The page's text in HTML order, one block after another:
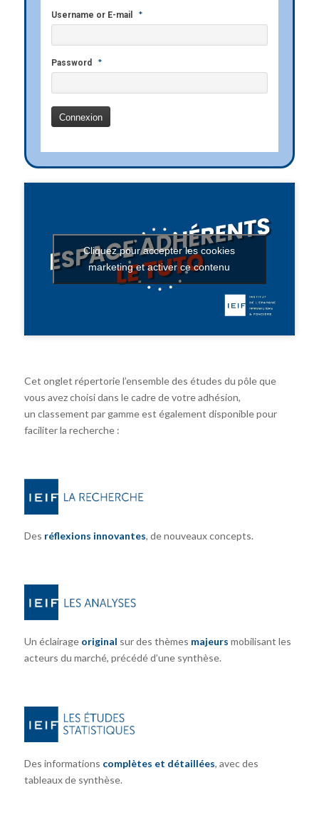
Username or E-mail *
Password *
Cliquez pour accepter les cookies
marketing et activer ce contenu
Cet onglet répertorie l’ensemble des études du pôle que
vous avez choisi dans le cadre de votre adhésion,
un classement par gamme est également disponible pour
faciliter la recherche :
Des réflexions innovantes, de nouveaux concepts.
Un éclairage original sur des thèmes majeurs mobilisant les
acteurs du marché, précédé d’une synthèse.
Des informations complètes et détaillées, avec des
tableaux de synthèse.